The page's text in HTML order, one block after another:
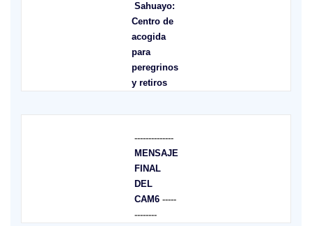
Sahuayo:
Centro de
acogida
para
peregrinos
y retiros
--------------
MENSAJE
FINAL
DEL
CAM6-----
--------